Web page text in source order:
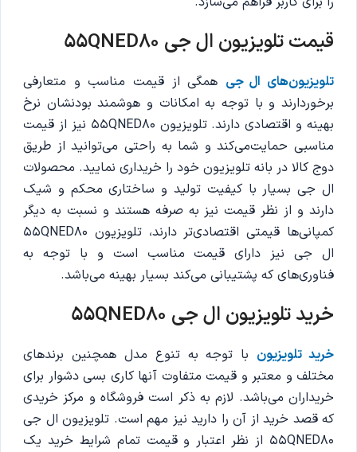
قیمت تلویزیون ال جی 55QNED80
تلویزیون‌های ال جی همگی از قیمت مناسب و متعارفی
برخوردارند و با توجه به امکانات و هوشمند بودنشان نرخ
بهینه و اقتصادی دارند. تلویزیون 55QNED80 نیز از قیمت
مناسبی حمایت‌می‌کند و شما به راحتی می‌توانید از طریق
دوج کالا در بانه تلویزیون خود را خریداری نمایید. محصولات
ال جی بسیار با کیفیت تولید و ساختاری محکم و شیک
دارند و از نظر قیمت نیز به صرفه هستند و نسبت به دیگر
کمپانی‌ها قیمتی اقتصادی‌تر دارند، تلویزیون 55QNED80
ال جی نیز دارای قیمت مناسب است و با توجه به
فناوری‌های که پشتیبانی می‌کند بسیار بهینه می‌باشد.
خرید تلویزیون ال جی 55QNED80
خرید تلویزیون با توجه به تنوع مدل همچنین برندهای
مختلف و معتبر و قیمت متفاوت آنها کاری بسی دشوار برای
خریداران می‌باشد. لازم به ذکر است فروشگاه و مرکز خریدی
که قصد خرید از آن را دارید نیز مهم است. تلویزیون‌‌ ال جی
55QNED80 از نظر اعتبار و قیمت تمام شرایط خرید یک